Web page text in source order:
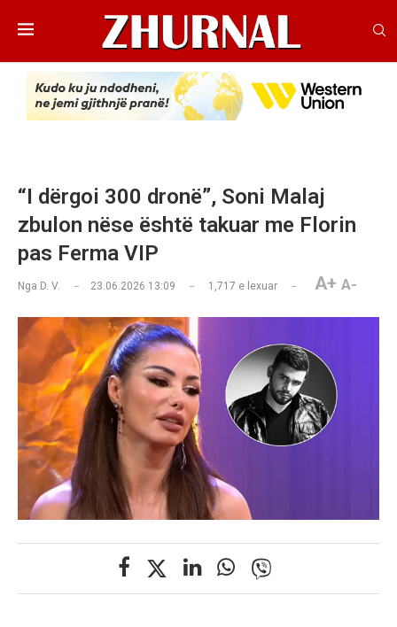
“I dërgoi 300 dronë”, Soni Malaj
zbulon nëse është takuar me Florin
pas Ferma VIP
Nga D. V. 23.06.2026 13:09 1,717 e lexuar A+ A-